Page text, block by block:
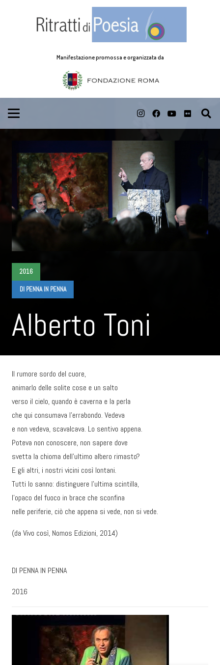
Manifestazione promossa e organizzata da
2016
DI PENNA IN PENNA
Alberto Toni
Il rumore sordo del cuore,
animarlo delle solite cose e un salto
verso il cielo, quando è caverna e la perla
che qui consumava l’errabondo. Vedeva
e non vedeva, scavalcava. Lo sentivo appena.
Poteva non conoscere, non sapere dove
svetta la chioma dell’ultimo albero rimasto?
E gli altri, i nostri vicini così lontani.
Tutti lo sanno: distinguere l’ultima scintilla,
l’opaco del fuoco in brace che sconfina
nelle periferie, ciò che appena si vede, non si vede.
(da Vivo così, Nomos Edizioni, 2014)
DI PENNA IN PENNA
2016